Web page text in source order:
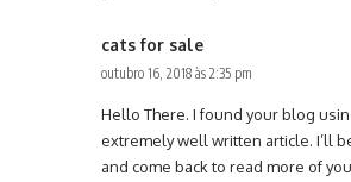
cats for sale
outubro 16, 2018 às 2:35 pm
Hello There. I found your blog
extremely well written article. I’ll
and come back to read more of